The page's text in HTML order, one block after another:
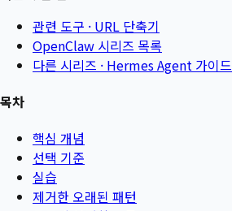
관련 도구 · URL 단축기
OpenClaw 시리즈 목록
다른 시리즈 · Hermes Agent 가이드
목차
핵심 개념
선택 기준
실습
제거한 오래된 패턴